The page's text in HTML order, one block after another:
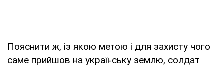
Пояснити ж, із якою метою і для захисту чого
саме прийшов на українську землю, солдат